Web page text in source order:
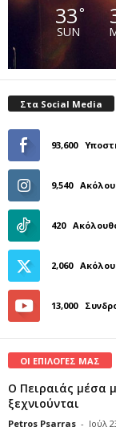
33°
SUN
Στα Social Media
93,600
9,540
420
2,060
13,000
ΟΙ ΕΠΙΛΟΓΕΣ ΜΑΣ
Ο Πειραιάς μέσα
ξεχνιούνται
Petros Psarras - Ιούλ